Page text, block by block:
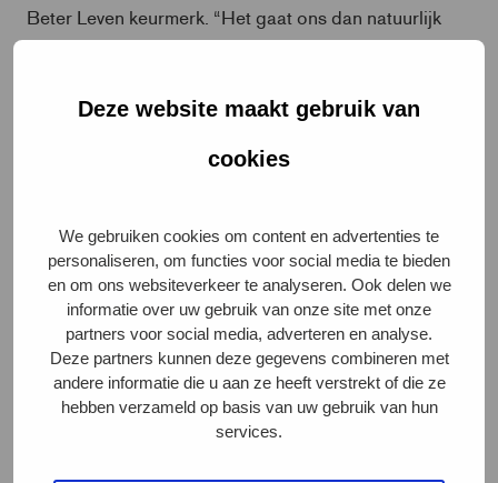
Deze website maakt gebruik van
cookies
We gebruiken cookies om content en advertenties te
personaliseren, om functies voor social media te bieden
en om ons websiteverkeer te analyseren. Ook delen we
informatie over uw gebruik van onze site met onze
partners voor social media, adverteren en analyse.
Deze partners kunnen deze gegevens combineren met
andere informatie die u aan ze heeft verstrekt of die ze
hebben verzameld op basis van uw gebruik van hun
services.
Beter Leven keurmerk. “Het gaat ons dan natuurlijk
wel om alle boeren die de afgelopen tien jaar hebben
veehouderij”. Volgens De Jong zijn dat de boeren die
te geven en meer mogelijkheden om hun natuurlijk